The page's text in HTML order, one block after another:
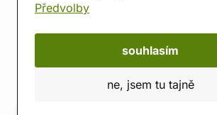
Předvolby
souhlasím
ne, jsem tu tajně
Hodnocení obchodu